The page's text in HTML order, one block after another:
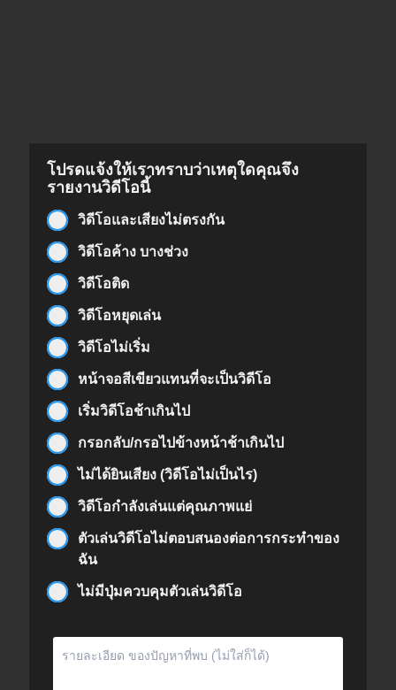
โปรดแจ้งให้เราทราบว่าเหตุใดคุณจึง
รายงานวิดีโอนี้
วิดีโอและเสียงไม่ตรงกัน
วิดีโอค้าง บางช่วง
วิดีโอติด
วิดีโอหยุดเล่น
วิดีโอไม่เริ่ม
หน้าจอสีเขียวแทนที่จะเป็นวิดีโอ
เริ่มวิดีโอช้าเกินไป
กรอกลับ/กรอไปข้างหน้าช้าเกินไป
ไม่ได้ยินเสียง (วิดีโอไม่เป็นไร)
วิดีโอกำลังเล่นแต่คุณภาพแย่
ตัวเล่นวิดีโอไม่ตอบสนองต่อการกระทำของ
ฉัน
ไม่มีปุ่มควบคุมตัวเล่นวิดีโอ